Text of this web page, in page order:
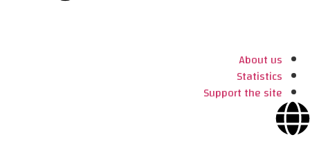
About us
Statistics
Support the site